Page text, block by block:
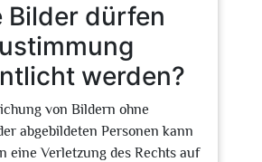
Bilder dürfen
werden?
von Bildern ohne
abgebildeten Personen kann
eine Verletzung des Rechts auf